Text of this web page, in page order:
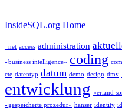
InsideSQL.org Home
_net access administration
«business intelligence» coding
cte datentyp datum demo design dmv
entwicklung «erland
«gespeicherte prozedur» hanser identity